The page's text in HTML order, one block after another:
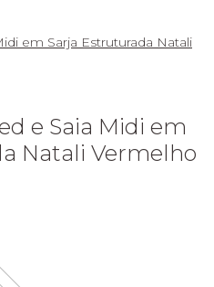
em Sarja Estruturada Natali
e Saia Midi em
Natali Vermelho